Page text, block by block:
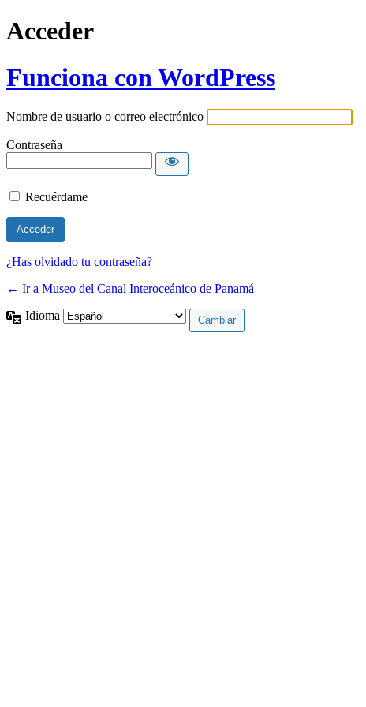
Acceder
Funciona con WordPress
Nombre de usuario o correo electrónico
Contraseña
Recuérdame
¿Has olvidado tu contraseña?
← Ir a Museo del Canal Interoceánico de Panamá
Idioma